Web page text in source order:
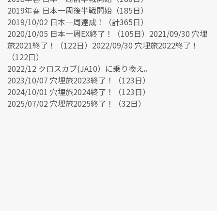
2019年春 日本一周後半戦開始（185日）
2019/10/02 日本一周達成！（計365日）
2020/10/05 日本一周EX終了！（105日）2021/09/30 穴埋
旅2021終了！（122日）2022/09/30 穴埋旅2022終了！
（122日）
2022/12 クロスカブ(JA10）に乗り換え。
2023/10/07 穴埋旅2023終了！（123日）
2024/10/01 穴埋旅2024終了！（123日）
2025/07/02 穴埋旅2025終了！（32日）